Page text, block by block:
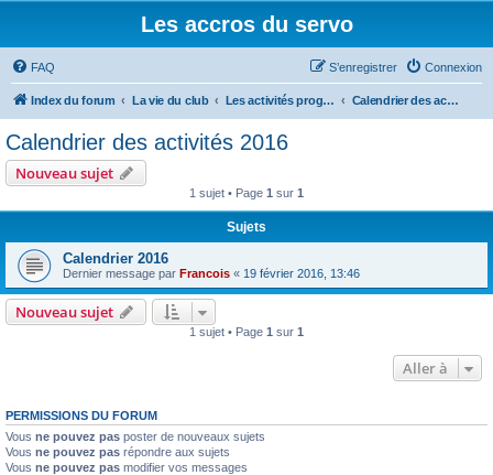
Les accros du servo
FAQ Connexion
S’enregistrer
Index du forum La vie du club Les activités programmées Calendrier des activités 2016
Calendrier des activités 2016
Nouveau sujet
1 sujet • Page 1 sur 1
Sujets
Calendrier 2016
Dernier message par Francois « 19 février 2016, 13:46
Nouveau sujet
1 sujet • Page 1 sur 1
Aller à
PERMISSIONS DU FORUM
Vous ne pouvez pas poster de nouveaux sujets
Vous ne pouvez pas répondre aux sujets
Vous ne pouvez pas modifier vos messages